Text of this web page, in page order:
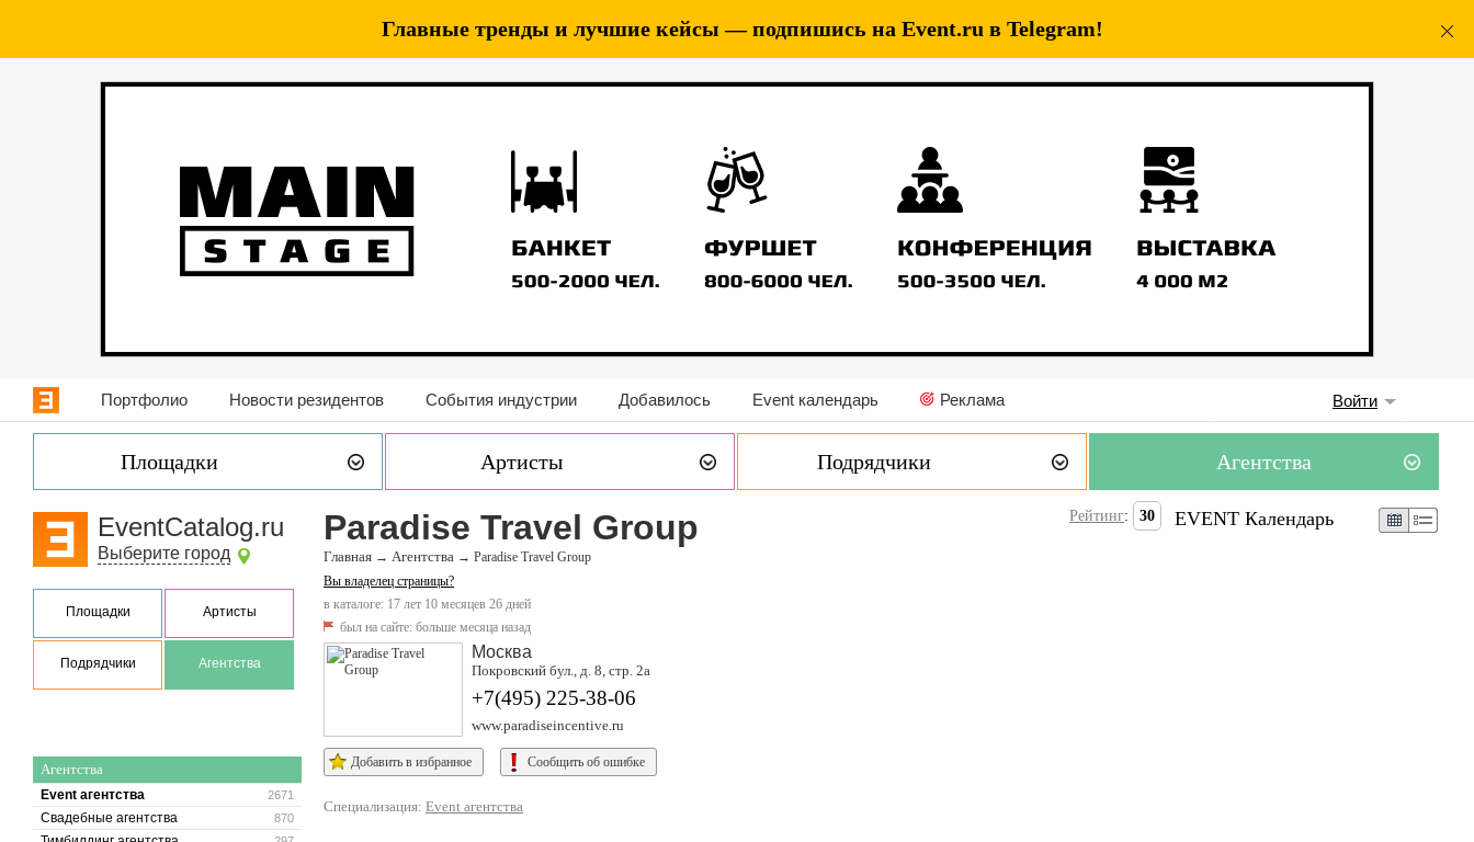
Главные тренды и лучшие кейсы — подпишись на Event.ru в Telegram!
Портфолио Новости резидентов События индустрии Добавилось Event календарь Реклама Войти
Площадки Артисты Подрядчики Агентства
EventCatalog.ru
Выберите город
Площадки Артисты
Подрядчики Агентства
Агентства
2671
Event агентства
870
Свадебные агентства
Paradise Travel Group
Главная → Агентства → Paradise Travel Group
Вы владелец страницы?
в каталоге: 17 лет 10 месяцев 26 дней
был на сайте: больше месяца назад
Рейтинг: 30
Москва
Покровский бул., д. 8, стр. 2a
+7(495) 225-38-06
www.paradiseincentive.ru
Добавить в избранное Сообщить об ошибке
Специализация: Event агентства
EVENT Календарь